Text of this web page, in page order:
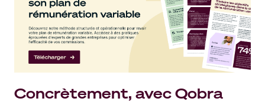
Concrètement, avec Qobra